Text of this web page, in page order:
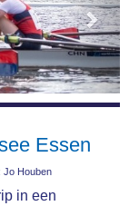
Essen
Houben
in een